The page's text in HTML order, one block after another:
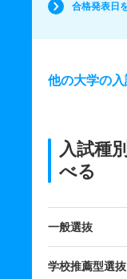
合格発表日
他の大学の
入試種
べる
一般選抜
学校推薦型選抜